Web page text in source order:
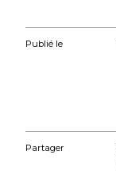
Publié le
Partager